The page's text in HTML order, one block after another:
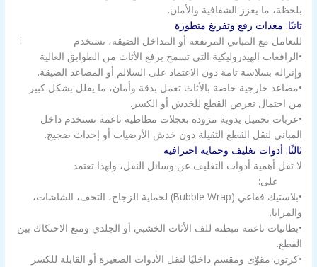
بلحظة، ما يعزز الشفافية والأمان.
ثانيًا: معدات رفع وتفريغ متطورة
للتعامل مع المباني المرتفعة أو المداخل الضيقة، تستخدم
:
•الرافعات الهيدروليكية التي تسمح برفع الأثاث من الطوابق العالية
وإنزاله بسلاسة تامة دون الاعتماد على السلالم أو المصاعد الضيقة.
•مصاعد خارجية خاصة بالأثاث تعمل بدقة وأمان، ما يقلل بشكل كبير
من احتمال تعرض القطع للخدش أو الكسر.
•عربات تحميل يدوية مزودة بعجلات مطاطية ناعمة تستخدم داخل
المباني لنقل القطع الثقيلة دون خدش الأرضيات أو إحداث ضجيج.
ثالثًا: أدوات تغليف وحماية احترافية
لا تقل أهمية أدوات التغليف عن وسائل النقل، ولهذا تعتمد
على:
•بلاستيك فقاعي (Bubble Wrap) لحماية الزجاج، التحف، الشاشات،
والمرايا.
•بطانيات ناعمة مبطنة للف الأثاث الخشبي أو الجلدي ومنع الاحتكاك بين
القطع.
•كرتون مقوّى ومقسم داخليًا لنقل الأدوات الصغيرة أو القابلة للكسر